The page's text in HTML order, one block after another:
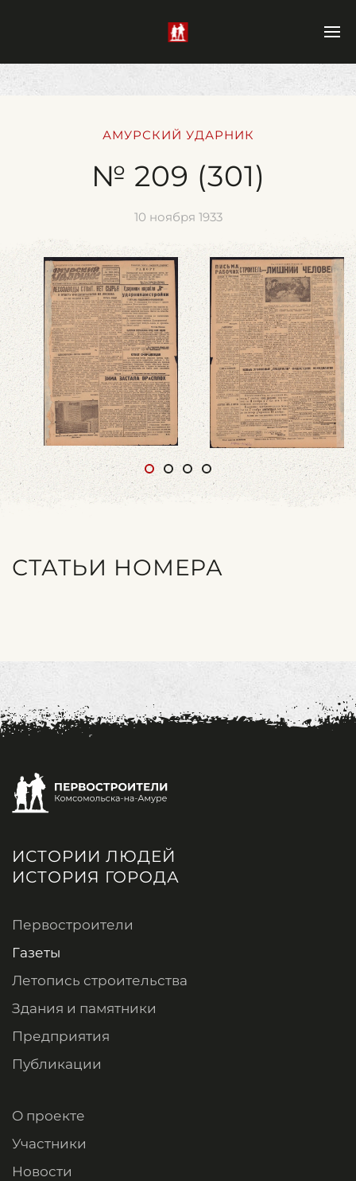
АМУРСКИЙ УДАРНИК
№ 209 (301)
10 ноября 1933
СТАТЬИ НОМЕРА
ИСТОРИИ ЛЮДЕЙ
ИСТОРИЯ ГОРОДА
Первостроители
Газеты
Летопись строительства
Здания и памятники
Предприятия
Публикации
О проекте
Участники
Новости